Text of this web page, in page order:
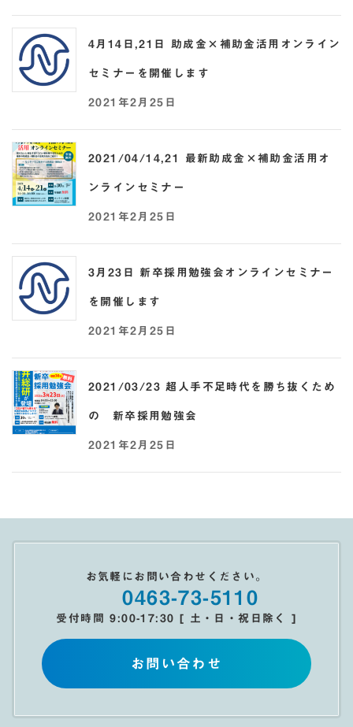
4月14日,21日 助成金×補助金活用オンライン
セミナーを開催します
2021年2月25日
2021/04/14,21 最新助成金×補助金活用オ
ンラインセミナー
2021年2月25日
3月23日 新卒採用勉強会オンラインセミナー
を開催します
2021年2月25日
2021/03/23 超人手不足時代を勝ち抜くため
の 新卒採用勉強会
2021年2月25日
お気軽にお問い合わせください。
0463-73-5110
受付時間 9:00-17:30 [ 土・日・祝日除く ]
お問い合わせ